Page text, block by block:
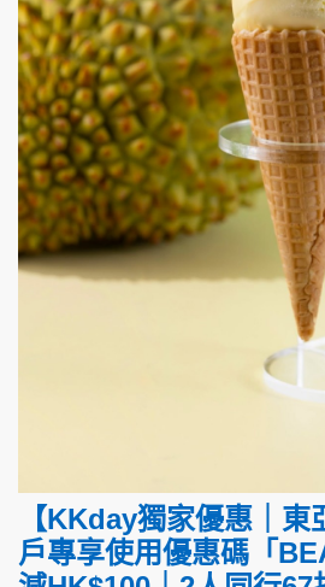
【KKday獨家優惠｜
戶專享使用優惠碼「